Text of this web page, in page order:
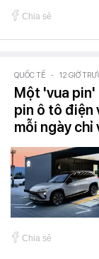
Chia sẻ
QUỐC TẾ - 12 GIỜ
Một 'vua pin'
pin ô tô điện
mỗi ngày chỉ
Chia sẻ